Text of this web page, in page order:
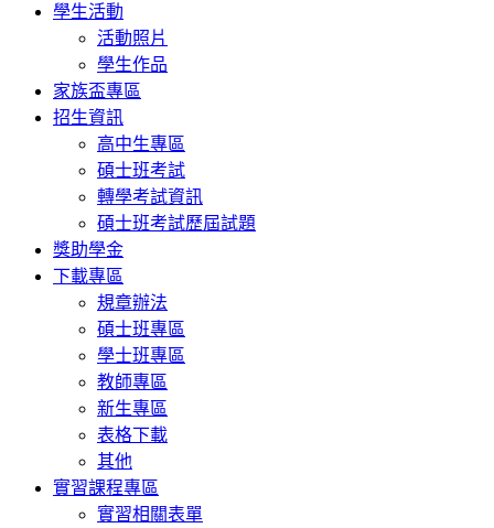
學生活動
活動照片
學生作品
家族盃專區
招生資訊
高中生專區
碩士班考試
轉學考試資訊
碩士班考試歷屆試題
獎助學金
下載專區
規章辦法
碩士班專區
學士班專區
教師專區
新生專區
表格下載
其他
實習課程專區
實習相關表單